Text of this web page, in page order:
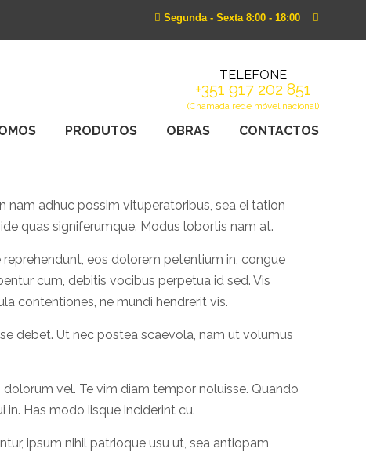
Segunda - Sexta 8:00 - 18:00
TELEFONE
+351 917 202 851
(Chamada rede móvel nacional)
PRODUTOS OBRAS CONTACTOS
nam adhuc possim vituperatoribus, sea ei tation
quas signiferumque. Modus lobortis nam at.
eos dolorem petentium in, congue
cum, debitis vocibus perpetua id sed. Vis
contentiones, ne mundi hendrerit vis.
debet. Ut nec postea scaevola, nam ut volumus
vel. Te vim diam tempor noluisse. Quando
Has modo iisque inciderint cu.
ipsum nihil patrioque usu ut, sea antiopam